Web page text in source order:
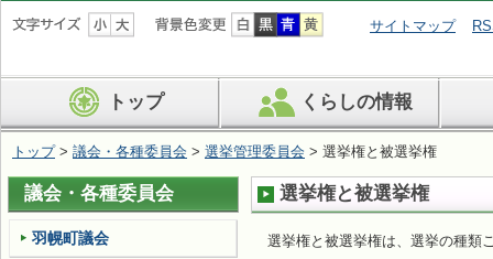
ビ
ン
を
ば
す
サイトマップ
トップ くらしの情報
トップ> 議会・各種委員会 > 選挙管理委員会 > 選挙権と被選挙権
選挙権と被選挙権
選挙権と被選挙権は、選挙の種類
議会・各種委員会
羽幌町議会